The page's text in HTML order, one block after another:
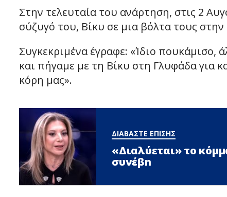
Στην τελευταία του ανάρτηση, στις 2
σύζυγό του, Βίκυ σε μια βόλτα τους
Συγκεκριμένα έγραφε: «Ίδιο πουκάμισο,
και πήγαμε με τη Βίκυ στη Γλυφάδα για
κόρη μας».
ΔΙΑΒΑΣΤΕ ΕΠΙΣΗΣ
«Διαλύεται» το
συνέβn